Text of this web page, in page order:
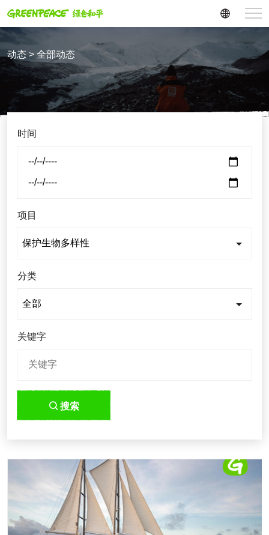
动态 > 全部动态
时间
项目
分类
关键字
搜索